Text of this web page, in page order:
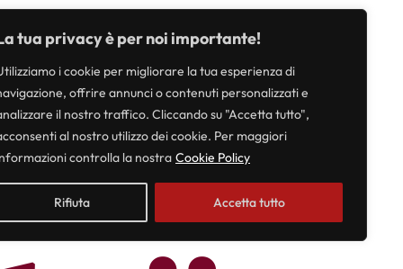
tua privacy è per noi importante!
i cookie per migliorare la tua esperienza di
offrire annunci o contenuti personalizzati e
il nostro traffico. Cliccando su "Accetta tutto",
al nostro utilizzo dei cookie. Per maggiori
controlla la nostra Cookie Policy
Rifiuta Accetta tutto